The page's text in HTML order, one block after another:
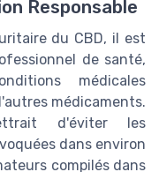
Responsable
du CBD, il est
de santé,
médicales
médicaments.
d'éviter les
dans environ
compilés dans